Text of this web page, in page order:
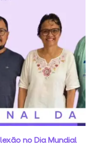
no Dia Mundial